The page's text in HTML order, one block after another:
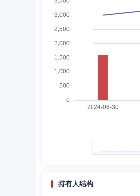
司CMO。
魏秀彬女士：董事，工商
王鸿祥先生：独立董事，
2016年。现任上海城投控
持有人结构